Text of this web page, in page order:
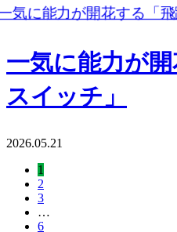
一気に能力が
スイッチ」
2026.05.21
1
2
3
…
6